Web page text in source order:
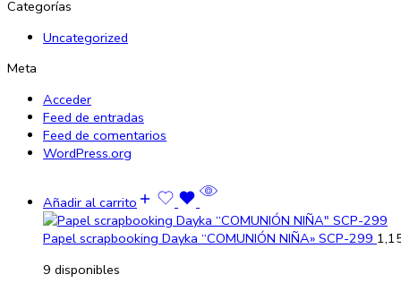
Categorías
Uncategorized
Meta
Acceder
Feed de entradas
Feed de comentarios
WordPress.org
Añadir al carrito
Papel scrapbooking Dayka “COMUNIÓN NIÑA» SCP-299
9 disponibles